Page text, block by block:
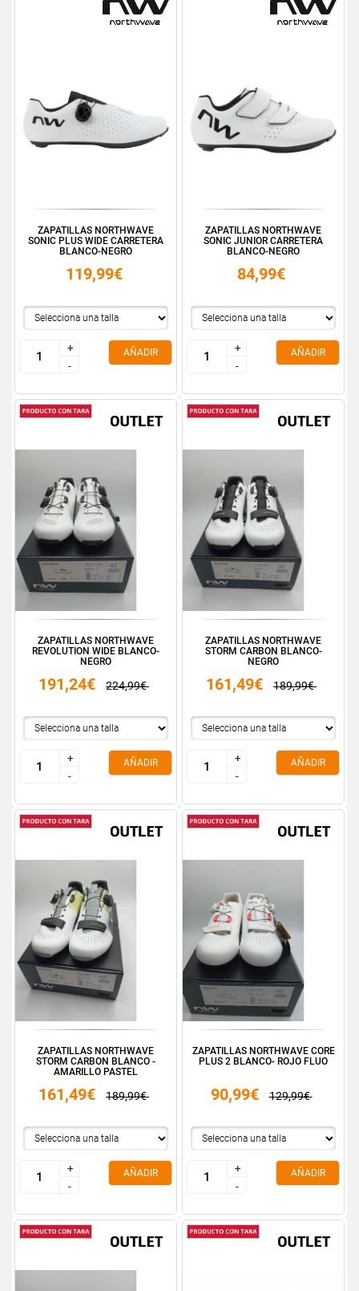
ZAPATILLAS NORTHWAVE
SONIC PLUS WIDE CARRETERA
BLANCO-NEGRO
119,99€
+
-
+
-
AÑADIR
ZAPATILLAS NORTHWAVE
SONIC JUNIOR CARRETERA
BLANCO-NEGRO
84,99€
+
-
+
-
AÑADIR
ZAPATILLAS NORTHWAVE
REVOLUTION WIDE BLANCO-
NEGRO
191,24€ 224,99€
+
-
+
-
AÑADIR
ZAPATILLAS NORTHWAVE
STORM CARBON BLANCO-
NEGRO
161,49€ 189,99€
+
-
+
-
AÑADIR
ZAPATILLAS NORTHWAVE
STORM CARBON BLANCO -
AMARILLO PASTEL
161,49€ 189,99€
+
-
+
-
AÑADIR
ZAPATILLAS NORTHWAVE CORE
PLUS 2 BLANCO- ROJO FLUO
90,99€ 129,99€
+
-
+
-
AÑADIR